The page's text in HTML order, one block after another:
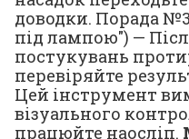
доводки. Порада
під лампою") —
постукувань
перевіряйте
Цей інструмент
візуального
працюйте наосліп.